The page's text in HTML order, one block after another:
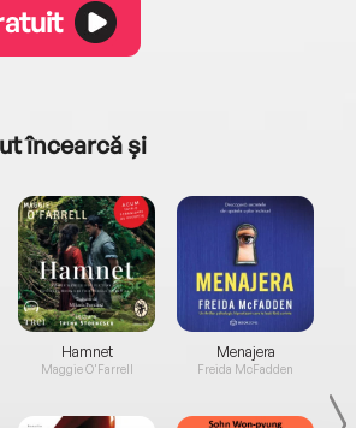
încearcă și
Hamnet
Maggie O'Farrell
Menajera
Freida McFadden